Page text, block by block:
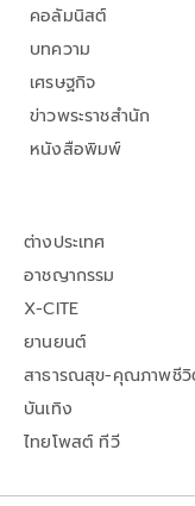
คอลัมนิสต์
บทความ
เศรษฐกิจ
ข่าวพระราชสำนัก
หนังสือพิมพ์
ต่างประเทศ
อาชญากรรม
X-CITE
ยานยนต์
สาธารณสุข-คุณภาพชี
บันเทิง
ไทยโพสต์ ทีวี